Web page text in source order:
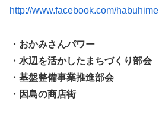
http://www.facebook.com/habuhime
・おかみさんパワー
・水辺を活かしたまちづくり部会
・基盤整備事業推進部会
・因島の商店街